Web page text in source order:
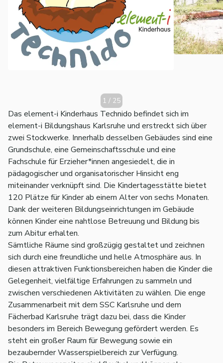
1 / 25
Das element-i Kinderhaus Technido befindet sich im
element-i Bildungshaus Karlsruhe und erstreckt sich über
zwei Stockwerke. Innerhalb desselben Gebäudes sind eine
Grundschule, eine Gemeinschaftsschule und eine
Fachschule für Erzieher*innen angesiedelt, die in
pädagogischer und organisatorischer Hinsicht eng
miteinander verknüpft sind. Die Kindertagesstätte bietet
120 Plätze für Kinder ab einem Alter von sechs Monaten.
Dank der weiteren Bildungseinrichtungen im Gebäude
können Kinder eine nahtlose Betreuung und Bildung bis
zum Abitur erhalten.
Sämtliche Räume sind großzügig gestaltet und zeichnen
sich durch eine freundliche und helle Atmosphäre aus. In
diesen attraktiven Funktionsbereichen haben die Kinder die
Gelegenheit, vielfältige Erfahrungen zu sammeln und
zwischen verschiedenen Aktivitäten zu wählen. Die enge
Zusammenarbeit mit dem SSC Karlsruhe und dem
Fächerbad Karlsruhe trägt dazu bei, dass die Kinder
besonders im Bereich Bewegung gefördert werden. Es
steht ein großer Raum für Bewegung sowie ein
bezaubernder Wasserspielbereich zur Verfügung.